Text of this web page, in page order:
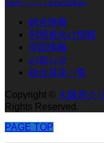
大阪府クリーニング生活衛生同業組合
組合情報
利用者向け情報
学院情報
お知らせ
組合員店一覧
Copyright © 大阪府ク
Rights Reserved.
PAGE TOP